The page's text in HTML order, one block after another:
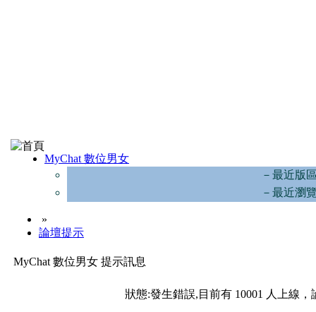
MyChat 數位男女
－最近版
－最近瀏
»
論壇提示
MyChat 數位男女 提示訊息
狀態:發生錯誤,目前有 10001 人上線